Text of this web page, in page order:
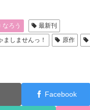
なろう
最新刊
ましませんっ！
原作
Facebook